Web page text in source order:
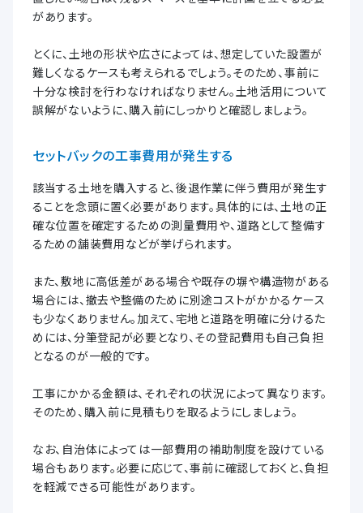
があります。
とくに、土地の形状や広さによっては、想定していた設置が
難しくなるケースも考えられるでしょう。そのため、事前に
十分な検討を行わなければなりません。土地活用について
誤解がないように、購入前にしっかりと確認しましょう。
セットバックの工事費用が発生する
該当する土地を購入すると、後退作業に伴う費用が発生す
ることを念頭に置く必要があります。具体的には、土地の正
確な位置を確定するための測量費用や、道路として整備す
るための舗装費用などが挙げられます。
また、敷地に高低差がある場合や既存の塀や構造物がある
場合には、撤去や整備のために別途コストがかかるケース
も少なくありません。加えて、宅地と道路を明確に分けるた
めには、分筆登記が必要となり、その登記費用も自己負担
となるのが一般的です。
工事にかかる金額は、それぞれの状況によって異なります。
そのため、購入前に見積もりを取るようにしましょう。
なお、自治体によっては一部費用の補助制度を設けている
場合もあります。必要に応じて、事前に確認しておくと、負担
を軽減できる可能性があります。